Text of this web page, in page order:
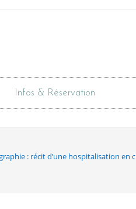
Infos & Réservation
: récit d’une hospitalisation en